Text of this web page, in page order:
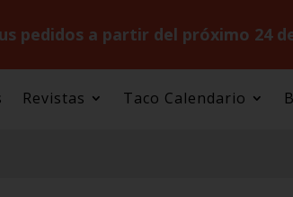
pedidos a partir del próximo 24
Revistas Taco Calendario